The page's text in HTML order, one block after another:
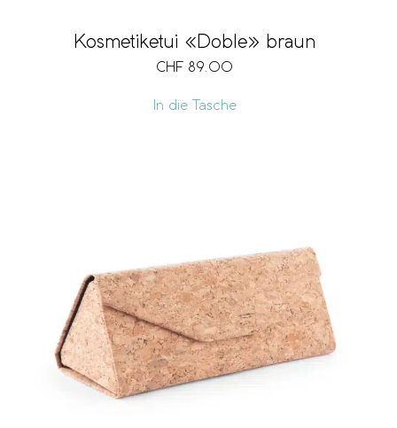
Kosmetiketui «Doble» braun
CHF 89.00
In die Tasche